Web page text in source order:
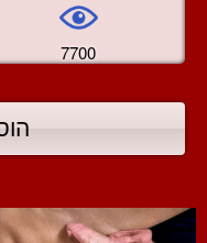
7700